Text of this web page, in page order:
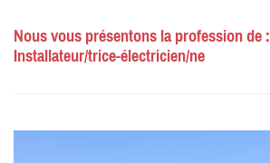
Nous vous présentons la profession de :
Installateur/trice-électricien/ne